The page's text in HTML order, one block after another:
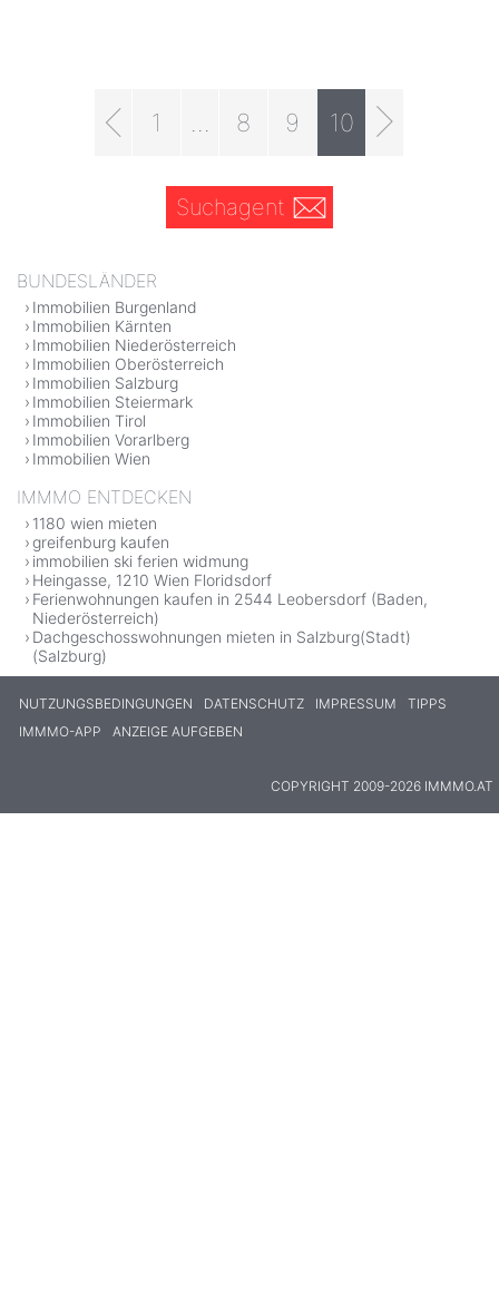
1 8 9 10
Suchagent
BUNDESLÄNDER
Immobilien Burgenland
Immobilien Kärnten
Immobilien Niederösterreich
Immobilien Oberösterreich
Immobilien Salzburg
Immobilien Steiermark
Immobilien Tirol
Immobilien Vorarlberg
Immobilien Wien
IMMMO ENTDECKEN
1180 wien mieten
greifenburg kaufen
immobilien ski ferien widmung
Heingasse, 1210 Wien Floridsdorf
Ferienwohnungen kaufen in 2544 Leobersdorf (Baden,
Niederösterreich)
Dachgeschosswohnungen mieten in Salzburg(Stadt)
(Salzburg)
NUTZUNGSBEDINGUNGEN DATENSCHUTZ IMPRESSUM
TIPPS
IMMMO-APP
ANZEIGE AUFGEBEN
COPYRIGHT 2009-2026 IMMMO.AT